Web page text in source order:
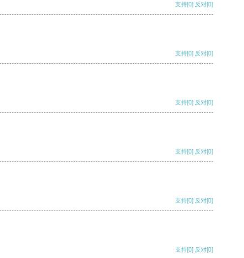
支持[0] 反对[0]
支持[0] 反对[0]
支持[0] 反对[0]
支持[0] 反对[0]
支持[0] 反对[0]
支持[0] 反对[0]